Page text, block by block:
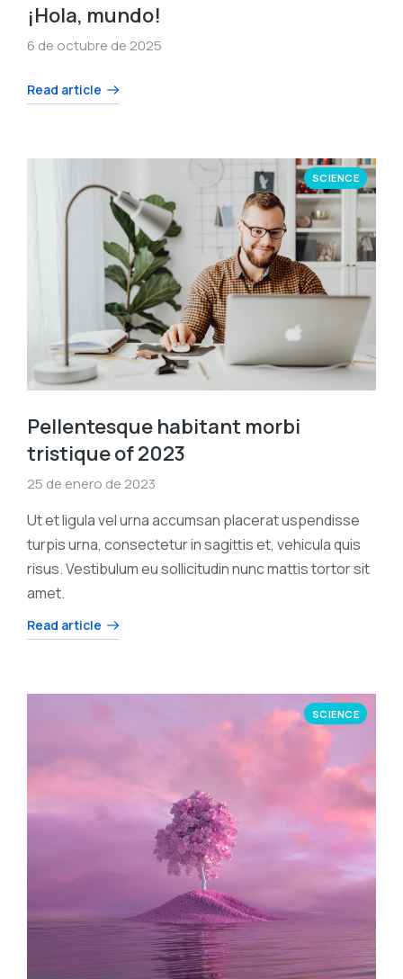
¡Hola, mundo!
6 de octubre de 2025
Read article
SCIENCE
Pellentesque habitant morbi
tristique of 2023
25 de enero de 2023
Ut et ligula vel urna accumsan placerat uspendisse
turpis urna, consectetur in sagittis et, vehicula quis
risus. Vestibulum eu sollicitudin nunc mattis tortor sit
amet.
Read article
SCIENCE